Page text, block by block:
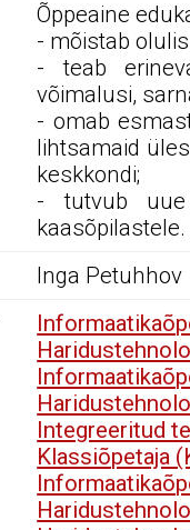
Õppeaine
- mõistab
- teab
võimalusi,
- omab
lihtsamaid
keskkondi;
- tutvub uue
kaasõpilastele.
Inga Petuhhov
Integreeritud
Klassiõpetaja